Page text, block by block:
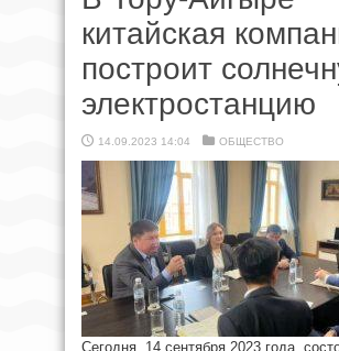
китайская
построит
электростанцию
14.09.2023 14:04 ОБЩЕСТВО
Сегодня, 14 сентября 2023 года,